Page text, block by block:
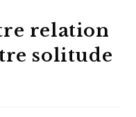
relation
solitude